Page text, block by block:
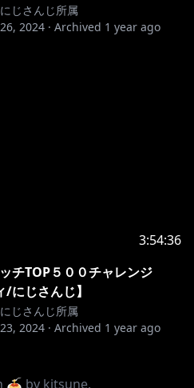
じさんじ所属
2024 · Archived 1 year ago
3:54:36
チTOP５００チャレンジ
じさんじ】
じさんじ所属
2024 · Archived 1 year ago
🍝 by kitsune.